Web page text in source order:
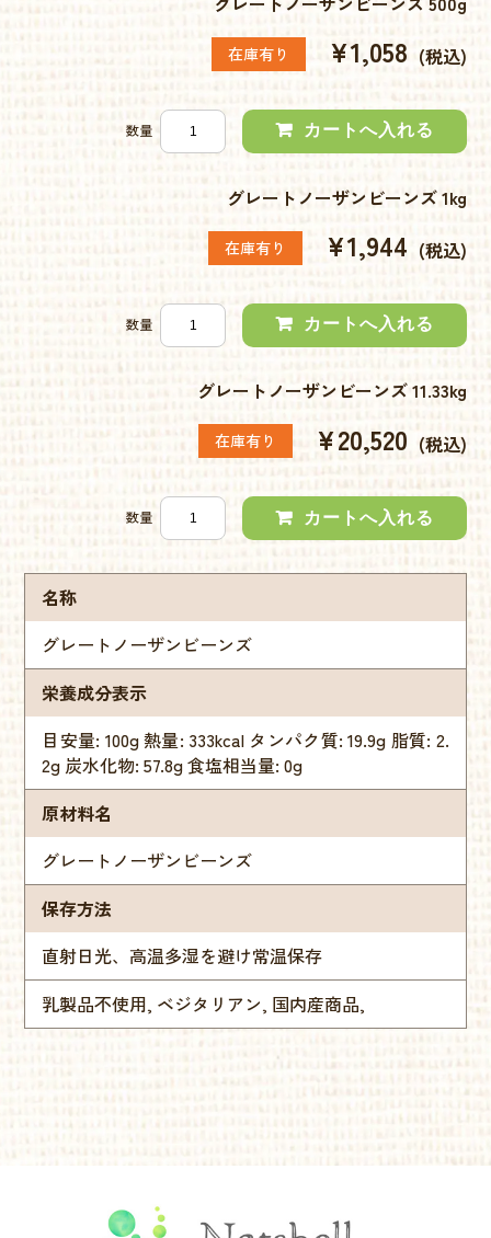
在庫有り ¥1,058 (税込)
数量
グレートノーザンビーンズ 1kg
在庫有り ¥1,944 (税込)
数量
グレートノーザンビーンズ 11.33kg
在庫有り ¥20,520 (税込)
数量
名称
グレートノーザンビーンズ
栄養成分表示
目安量: 100g 熱量: 333kcal タンパク質: 19.9g 脂質: 2.
2g 炭水化物: 57.8g 食塩相当量: 0g
原材料名
グレートノーザンビーンズ
保存方法
直射日光、高温多湿を避け常温保存
乳製品不使用, ベジタリアン, 国内産商品,